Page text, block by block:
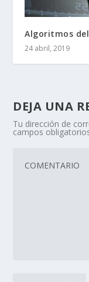
Algoritmos
24 abril, 2019
DEJA UNA
Tu dirección de
campos